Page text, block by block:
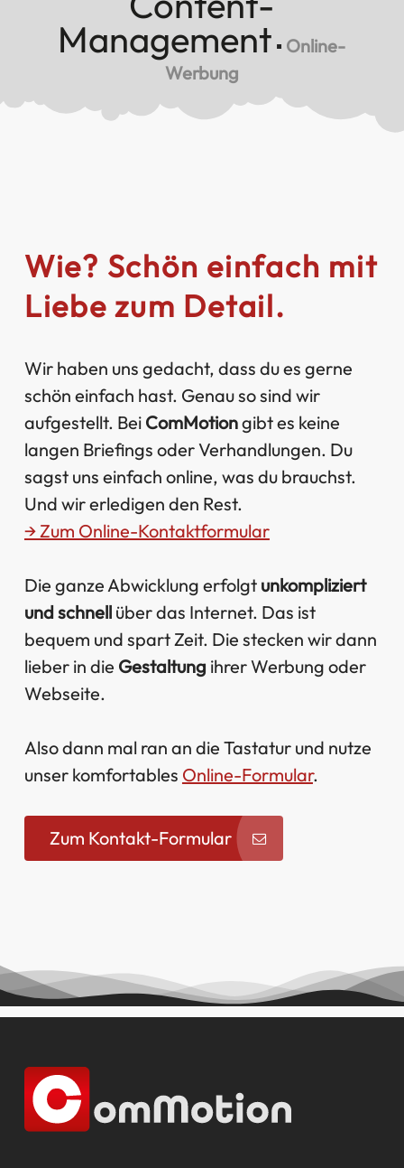
Management ▪ Online-
Werbung
Wie? Schön einfach mit
Liebe zum Detail.
Wir haben uns gedacht, dass du es gerne
schön einfach hast. Genau so sind wir
aufgestellt. Bei ComMotiongibt es keine
langen Briefings oder Verhandlungen. Du
sagst uns einfach online, was du brauchst.
Und wir erledigen den Rest.
→ Zum Online-Kontaktformular
Die ganze Abwicklung erfolgt unkompliziert
und schnellüber das Internet. Das ist
bequem und spart Zeit. Die stecken wir dann
lieber in die Gestaltung ihrer Werbung oder
Webseite.
Also dann mal ran an die Tastatur und nutze
unser komfortables Online-Formular.
Zum Kontakt-Formular